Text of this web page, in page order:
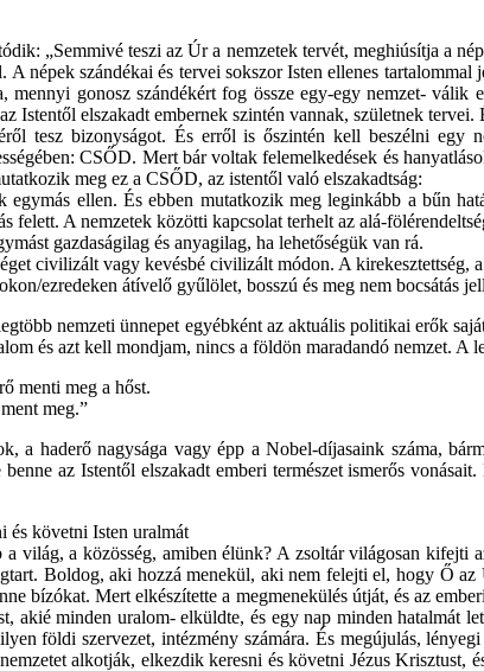
„Semmivé teszi az Úr a nemzetek tervét, meghiúsítja a
népek szándékai és tervei sokszor Isten ellenes
mennyi gonosz szándékért fog össze egy-egy nemzet-
Istentől elszakadt embernek szintén vannak, születnek
tesz bizonyságot. És erről is őszintén kell beszélni egy
CSŐD. Mert bár voltak felemelkedések és
meg ez a CSŐD, az istentől való elszakadtság:
ellen. És ebben mutatkozik meg leginkább a bűn
A nemzetek közötti kapcsolat terhelt az alá-
gazdaságilag és anyagilag, ha lehetőségük van rá.
civilizált vagy kevésbé civilizált módon. A kirekesztettség,
ezredeken átívelő gyűlölet, bosszú és meg nem bocsátás
nemzeti ünnepet egyébként az aktuális politikai erők
és azt kell mondjam, nincs a földön maradandó nemzet. A
menti meg a hőst.
meg.”
a haderő nagysága vagy épp a Nobel-díjasaink száma,
az Istentől elszakadt emberi természet ismerős
és követni Isten uralmát
világ, a közösség, amiben élünk? A zsoltár világosan
Boldog, aki hozzá menekül, aki nem felejti el, hogy Ő
bízókat. Mert elkészítette a megmenekülés útját, és az
akié minden uralom- elküldte, és egy nap minden
földi szervezet, intézmény számára. És megújulás,
alkotják, elkezdik keresni és követni Jézus Krisztust,